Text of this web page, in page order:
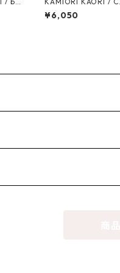
EVAL REF6 PIERCE
¥6,050